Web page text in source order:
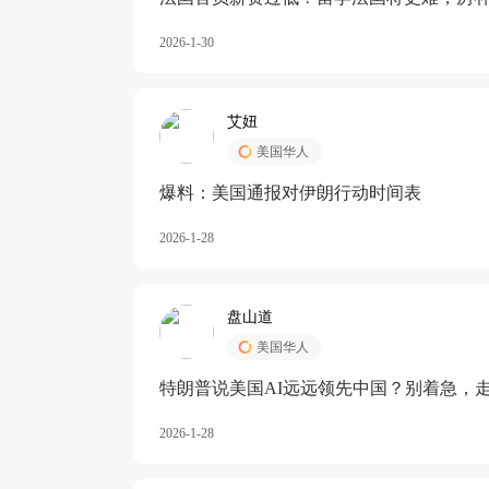
2026-1-30
艾妞
美国华人
爆料：美国通报对伊朗行动时间表
2026-1-28
盘山道
美国华人
特朗普说美国AI远远领先中国？别着急，
2026-1-28